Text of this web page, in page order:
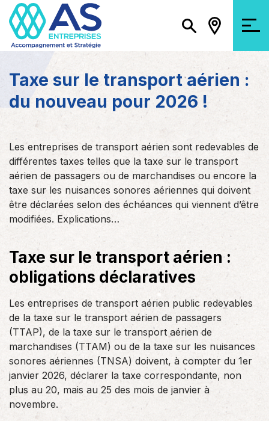
Taxe sur le transport aérien :
du nouveau pour 2026 !
Les entreprises de transport aérien sont redevables de
différentes taxes telles que la taxe sur le transport
aérien de passagers ou de marchandises ou encore la
taxe sur les nuisances sonores aériennes qui doivent
être déclarées selon des échéances qui viennent d’être
modifiées. Explications…
Taxe sur le transport aérien :
obligations déclaratives
Les entreprises de transport aérien public redevables
de la taxe sur le transport aérien de passagers
(TTAP), de la taxe sur le transport aérien de
marchandises (TTAM) ou de la taxe sur les nuisances
sonores aériennes (TNSA) doivent, à compter du 1er
janvier 2026, déclarer la taxe correspondante, non
plus au 20, mais au 25 des mois de janvier à
novembre.